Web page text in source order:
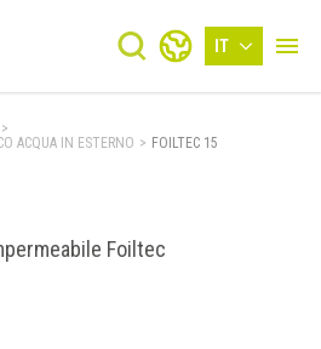
IT
>
ACQUA IN ESTERNO > FOILTEC 15
Foiltec